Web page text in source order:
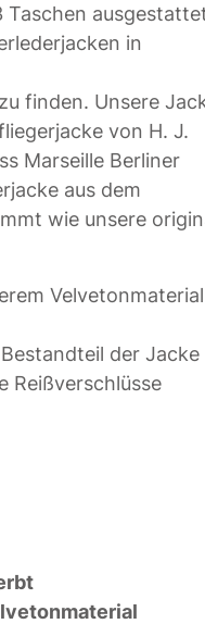
Taschen
in
finden. Unsere
von H. J.
Marseille Berliner
aus dem
wie unsere
Velvetonmaterial
der Jacke
Reißverschlüsse